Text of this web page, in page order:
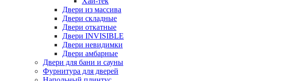
Двери из массива
Двери складные
Двери откатные
Двери INVISIBLE
Двери невидимки
Двери амбарные
Двери для бани и сауны
Фурнитура для дверей